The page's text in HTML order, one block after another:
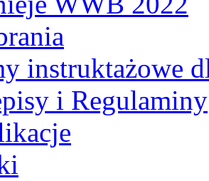
instruktażowe
i Regulaminy